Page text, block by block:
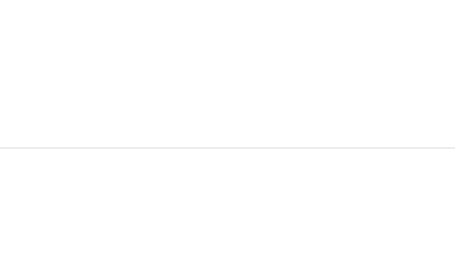
маркетинговую…
практически не увеличился
изменилось, зафиксировав незначительный рост
вестнике «Всемирный ежегодник обуви